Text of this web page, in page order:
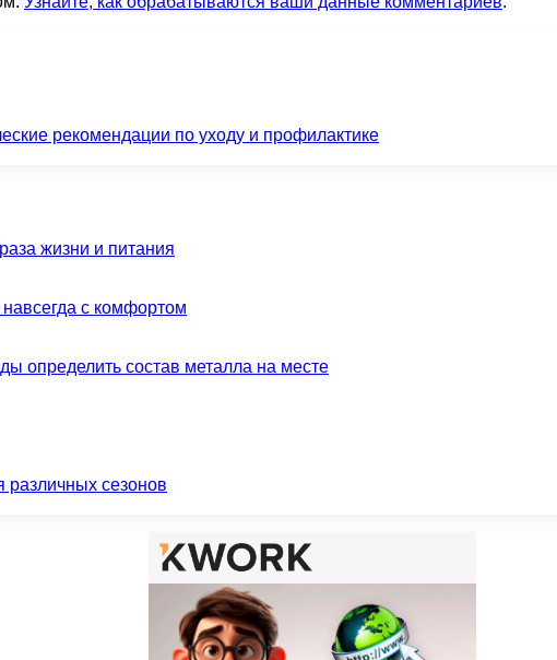
рекомендации по уходу и профилактике
жизни и питания
с комфортом
определить состав металла на месте
различных сезонов